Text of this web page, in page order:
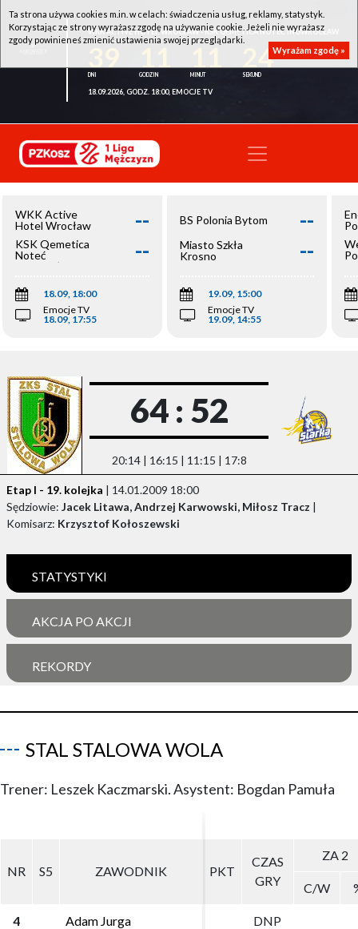
WKK ACTIVE HOTEL WROCŁAW - KSK QEMETICA NOTEĆ INOWROCŁAW
23
18.09.2026, GODZ. 18:00, EMOCJE TV
WKK Active
Hotel Wrocław
--
KSK Qemetica
Noteć
Inowrocław
--
18.09, 18:00
Emocje TV
18.09, 17:55
BS Polonia Bytom --
Miasto Szkła
Krosno
--
19.09, 15:00
Emocje TV
19.09, 14:55
64 : 52
20:14 | 16:15 | 11:15 | 17:8
Etap I - 19. kolejka | 14.01.2009 18:00
Sędziowie: Jacek Litawa, Andrzej Karwowski, Miłosz Tracz |
Komisarz: Krzysztof Kołoszewski
STATYSTYKI
AKCJA PO AKCJI
REKORDY
STAL STALOWA WOLA
Trener: Leszek Kaczmarski. Asystent: Bogdan Pamuła
NR S5 ZAWODNIK PKT
CZAS
GRY
ZA 2
C/W
4 Adam Jurga DNP
NR S5 ZAWODNIK PKT
CZAS
GRY
ZA 2
C/W
4 Adam Jurga DNP
Ta strona używa cookies m.in. w celach: świadczenia usług, reklamy, statystyk.
Korzystając ze strony wyrażasz zgodę na używanie cookie. Jeżeli nie wyrażasz
zgody powinieneś zmienić ustawienia swojej przeglądarki.
Wyrażam zgodę »